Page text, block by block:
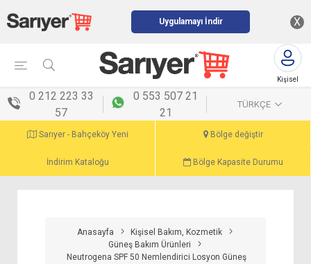
Uygulamayı İndir X
Kişisel
0 212 223 33
57
0 553 507 21
21
TÜRKÇE
Sarıyer - Bahçeköy Yeni Bölge değiştir
İndirim Kataloğu Bölge Kapasite Durumu
Anasayfa
Kişisel Bakım, Kozmetik
Güneş Bakım Ürünleri
Neutrogena SPF 50 Nemlendirici Losyon Güneş